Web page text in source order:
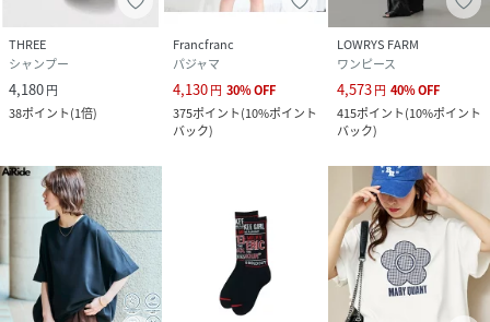
THREE
シャンプー
4,180円
38ポイント(1倍)
Francfranc
パジャマ
4,130円 30%OFF
375ポイント(10%ポイント
バック)
LOWRYS FARM
ワンピース
4,573円 40%OFF
415ポイント(10%ポイント
バック)